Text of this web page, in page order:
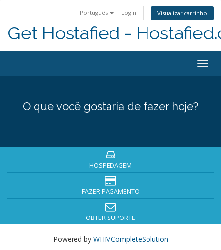
Português Login Visualizar carrinho
Get Hostafied -
O que você gostaria de fazer hoje?
HOSPEDAGEM
FAZER PAGAMENTO
OBTER SUPORTE
Powered by WHMCompleteSolution